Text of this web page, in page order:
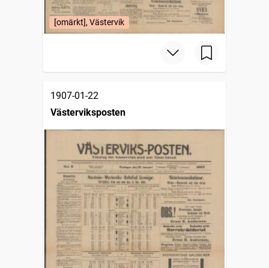
[omärkt], Västervik
1907-01-22
Västerviksposten